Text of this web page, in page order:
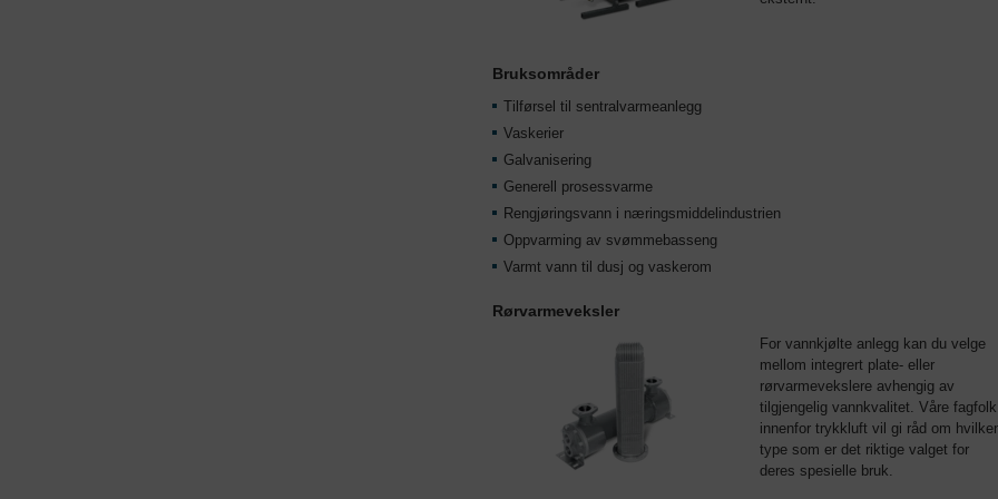
Bruksområder
Tilførsel til sentralvarmeanlegg
Vaskerier
Galvanisering
Generell prosessvarme
Rengjøringsvann i næringsmiddelindustrien
Oppvarming av svømmebasseng
Varmt vann til dusj og vaskerom
Rørvarmeveksler
For vannkjølte anlegg kan du velge
mellom integrert plate- eller
rørvarmevekslere avhengig av
tilgjengelig vannkvalitet. Våre fagfolk
innenfor trykkluft vil gi råd om
type som er det riktige valget for
deres spesielle bruk.